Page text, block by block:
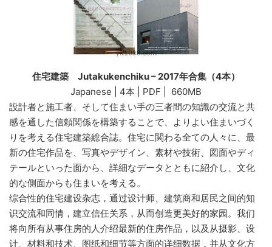
住宅建築 Jutakukenchiku – 2017年合集（4本）
Japanese | 4本 | PDF | 660MB
設計者と施工者、そして住まい手の三者間の知識の交流と共
感を通した信頼関係を構築することで、よりよい住まいづく
りを考える住宅建築総合誌。住宅に関わる全ての人々に、最
新の住宅作品を、写真やデザイン、素材や技術、図面やディ
テールといった面から、詳細なデータとともに紹介し、文化
的な側面からも住まいを考える。
综合性的住宅建设杂志，通过设计师、建筑商和居民之间的知
识交流和同情，建立信任关系，从而创造更美好的家园。我们
将向所有从事住房的人介绍最新的住房作品，以及从摄影、设
计、材料和技术、图纸和细节等方面的详细数据，并从文化方